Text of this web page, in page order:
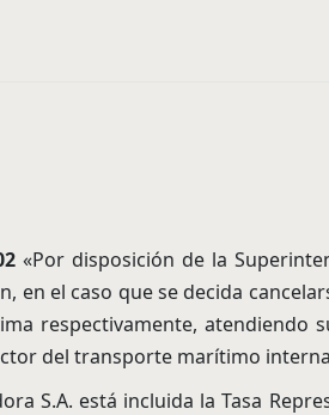
«Por disposición de la
el caso que se decida
respectivamente, atendiendo
del transporte marítimo
S.A. está incluida la Tasa